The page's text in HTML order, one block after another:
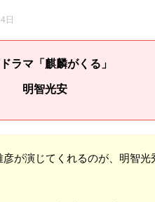
日
ラマ「麒麟がくる」
明智光安
が演じてくれるのが、明智光